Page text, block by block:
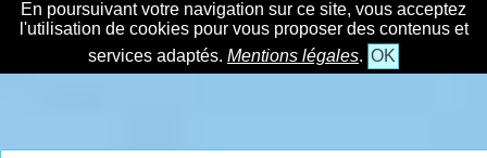
En poursuivant votre navigation sur ce site, vous acceptez
l'utilisation de cookies pour vous proposer des contenus et
services adaptés. Mentions légales. OK